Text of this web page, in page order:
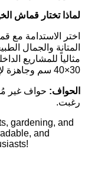
لماذا تختار قماش
اختر الاستدامة مع
المتانة والجمال
مثالياً للمشاريع
30×40 سم وجاهزة لإبداعاتك!
الحواف: حواف غير
رغبت.
gardening, and
and